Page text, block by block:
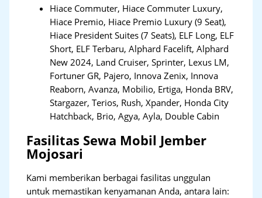
Hiace Commuter, Hiace Commuter Luxury,
Hiace Premio, Hiace Premio Luxury (9 Seat),
Hiace President Suites (7 Seats), ELF Long, ELF
Short, ELF Terbaru, Alphard Facelift, Alphard
New 2024, Land Cruiser, Sprinter, Lexus LM,
Fortuner GR, Pajero, Innova Zenix, Innova
Reaborn, Avanza, Mobilio, Ertiga, Honda BRV,
Stargazer, Terios, Rush, Xpander, Honda City
Hatchback, Brio, Agya, Ayla, Double Cabin
Fasilitas Sewa Mobil Jember
Mojosari
Kami memberikan berbagai fasilitas unggulan
untuk memastikan kenyamanan Anda, antara lain: